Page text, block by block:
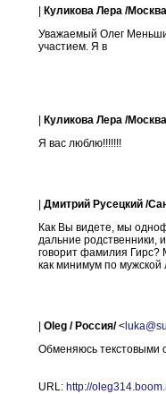
Куликова Лера /
Уважаемый Олег
участием. Я в
Куликова Лера /
Я вас люблю!!!!!!!
Дмитрий Русецкий /
Как Вы видете, мы
дальние родственники,
говорит фамилия Гирс?
как минимум по мужской
Oleg / Россия/<
Обменяюсь текстовыми
URL: http://